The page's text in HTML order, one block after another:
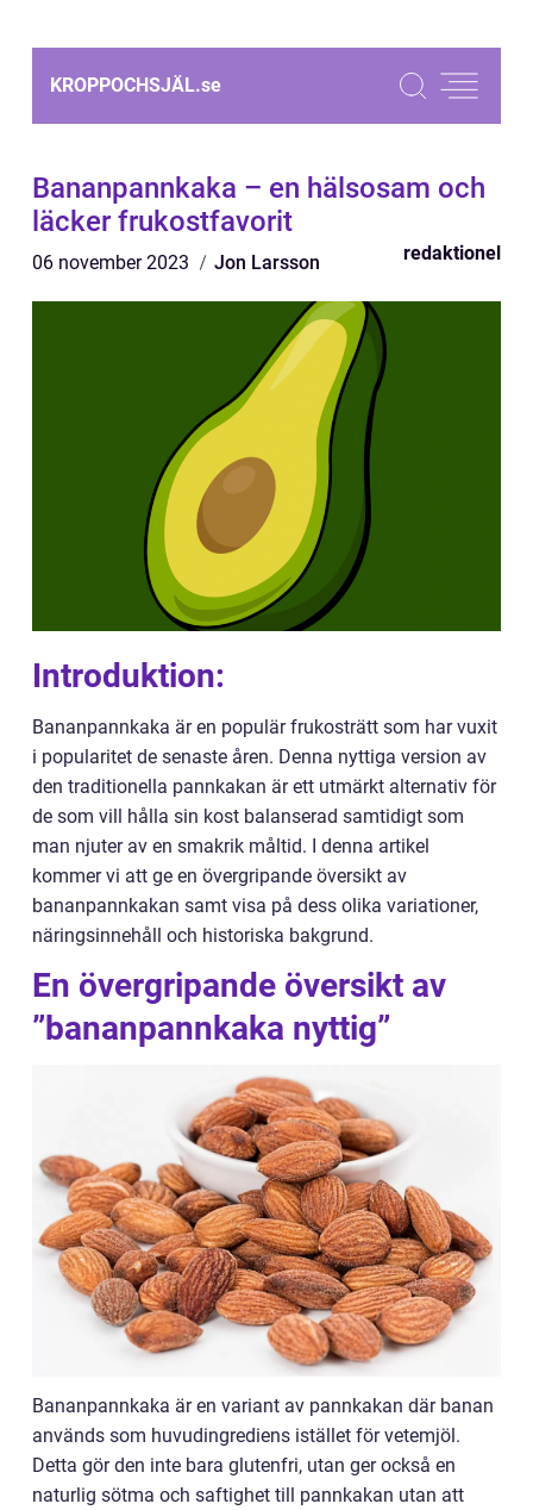
KROPPOCHSJÄL.se
Bananpannkaka – en hälsosam och
läcker frukostfavorit
06 november 2023 Jon Larsson redaktionel
Introduktion:
Bananpannkaka är en populär frukosträtt som har vuxit
i popularitet de senaste åren. Denna nyttiga version av
den traditionella pannkakan är ett utmärkt alternativ för
de som vill hålla sin kost balanserad samtidigt som
man njuter av en smakrik måltid. I denna artikel
kommer vi att ge en övergripande översikt av
bananpannkakan samt visa på dess olika variationer,
näringsinnehåll och historiska bakgrund.
En övergripande översikt av
”bananpannkaka nyttig”
Bananpannkaka är en variant av pannkakan där banan
används som huvudingrediens istället för vetemjöl.
Detta gör den inte bara glutenfri, utan ger också en
naturlig sötma och saftighet till pannkakan utan att